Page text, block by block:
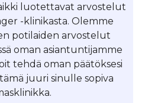
luotettavat arvostelut
-klinikasta. Olemme
potilaiden arvostelut
oman asiantuntijamme
tehdä oman päätöksesi
juuri sinulle sopiva